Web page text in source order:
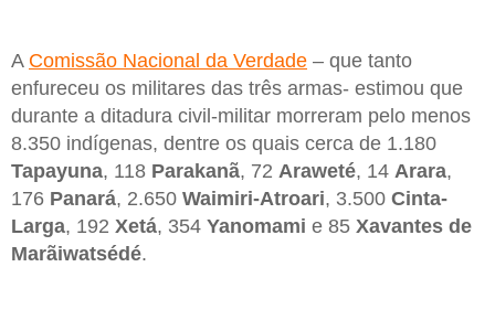
A Comissão Nacional da Verdade – que tanto
enfureceu os militares das três armas- estimou que
durante a ditadura civil-militar morreram pelo menos
8.350 indígenas, dentre os quais cerca de 1.180
Tapayuna, 118 Parakanã, 72 Araweté, 14 Arara,
176 Panará, 2.650 Waimiri-Atroari, 3.500 Cinta-
Larga, 192 Xetá, 354 Yanomami e 85 Xavantes de
Marãiwatsédé.